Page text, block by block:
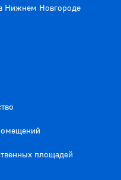
Нижнем Новгороде
площадей